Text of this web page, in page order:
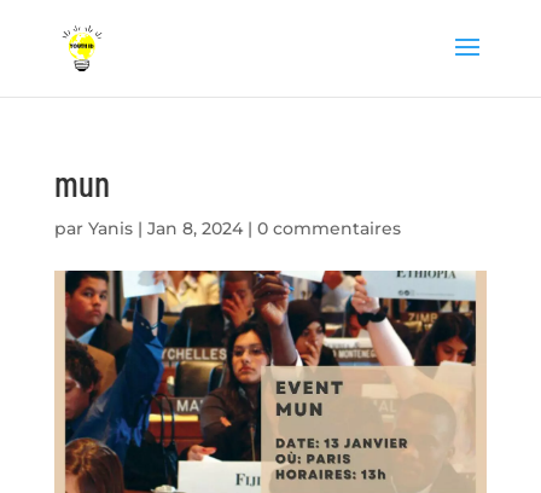
mun
par Yanis| Jan 8, 2024| 0 commentaires